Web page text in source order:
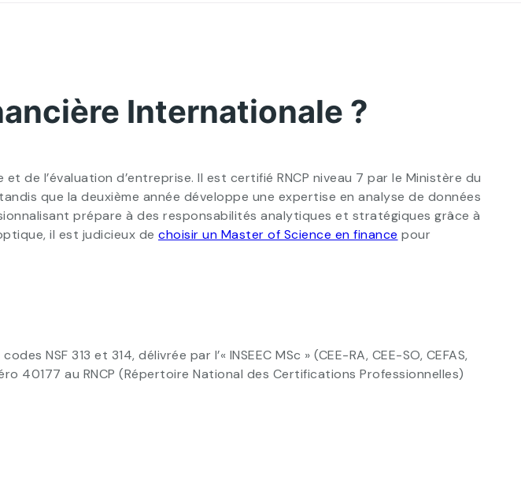
Internationale ?
de l’évaluation d’entreprise. Il est certifié RNCP niveau 7 par le Ministère du
que la deuxième année développe une expertise en analyse de données
prépare à des responsabilités analytiques et stratégiques grâce à
il est judicieux de choisir un Master of Science en finance pour
NSF 313 et 314, délivrée par l’« INSEEC MSc » (CEE-RA, CEE-SO, CEFAS,
40177 au RNCP (Répertoire National des Certifications Professionnelles)